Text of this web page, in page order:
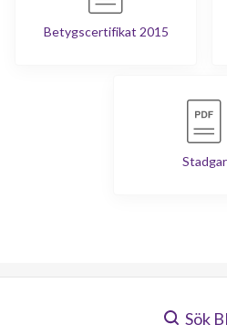
Betygscertifikat 2015
Stadgar
Sök